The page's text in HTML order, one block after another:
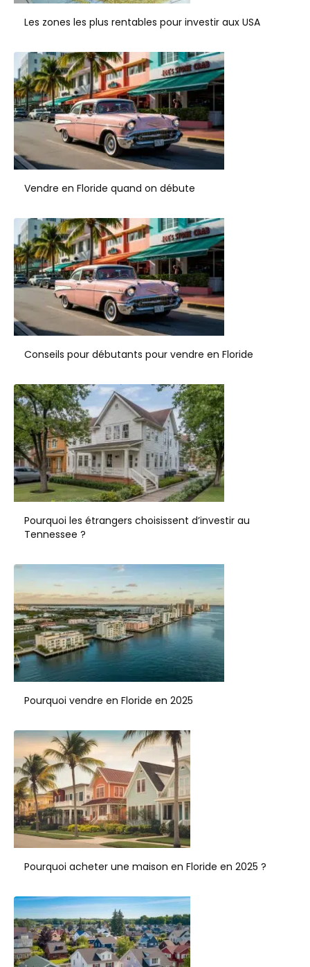
Les zones les plus rentables pour investir aux USA
Vendre en Floride quand on débute
Conseils pour débutants pour vendre en Floride
Pourquoi les étrangers choisissent d’investir au
Tennessee ?
Pourquoi vendre en Floride en 2025
Pourquoi acheter une maison en Floride en 2025 ?